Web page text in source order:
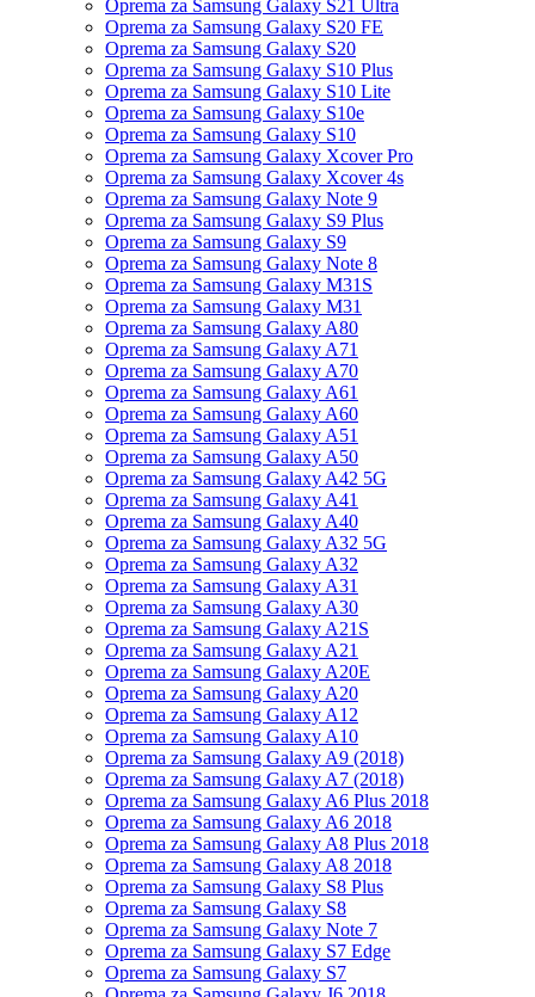
Oprema za Samsung Galaxy S21 Ultra
Oprema za Samsung Galaxy S20 FE
Oprema za Samsung Galaxy S20
Oprema za Samsung Galaxy S10 Plus
Oprema za Samsung Galaxy S10 Lite
Oprema za Samsung Galaxy S10e
Oprema za Samsung Galaxy S10
Oprema za Samsung Galaxy Xcover Pro
Oprema za Samsung Galaxy Xcover 4s
Oprema za Samsung Galaxy Note 9
Oprema za Samsung Galaxy S9 Plus
Oprema za Samsung Galaxy S9
Oprema za Samsung Galaxy Note 8
Oprema za Samsung Galaxy M31S
Oprema za Samsung Galaxy M31
Oprema za Samsung Galaxy A80
Oprema za Samsung Galaxy A71
Oprema za Samsung Galaxy A70
Oprema za Samsung Galaxy A61
Oprema za Samsung Galaxy A60
Oprema za Samsung Galaxy A51
Oprema za Samsung Galaxy A50
Oprema za Samsung Galaxy A42 5G
Oprema za Samsung Galaxy A41
Oprema za Samsung Galaxy A40
Oprema za Samsung Galaxy A32 5G
Oprema za Samsung Galaxy A32
Oprema za Samsung Galaxy A31
Oprema za Samsung Galaxy A30
Oprema za Samsung Galaxy A21S
Oprema za Samsung Galaxy A21
Oprema za Samsung Galaxy A20E
Oprema za Samsung Galaxy A20
Oprema za Samsung Galaxy A12
Oprema za Samsung Galaxy A10
Oprema za Samsung Galaxy A9 (2018)
Oprema za Samsung Galaxy A7 (2018)
Oprema za Samsung Galaxy A6 Plus 2018
Oprema za Samsung Galaxy A6 2018
Oprema za Samsung Galaxy A8 Plus 2018
Oprema za Samsung Galaxy A8 2018
Oprema za Samsung Galaxy S8 Plus
Oprema za Samsung Galaxy S8
Oprema za Samsung Galaxy Note 7
Oprema za Samsung Galaxy S7 Edge
Oprema za Samsung Galaxy S7